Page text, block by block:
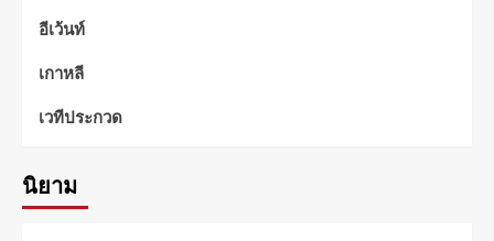
อีเว้นท์
เกาหลี
เวทีประกวด
นิยาม